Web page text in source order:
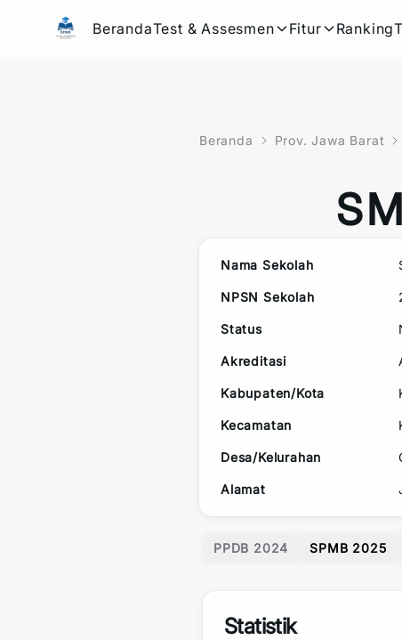
BerandaTest & Assesmen Fitur Ranking
Beranda Prov. Jawa Barat
Nama Sekolah
NPSN Sekolah
Status
Akreditasi
Kabupaten/Kota
Kecamatan
Desa/Kelurahan
Alamat
PPDB 2024 SPMB 2025
Statistik